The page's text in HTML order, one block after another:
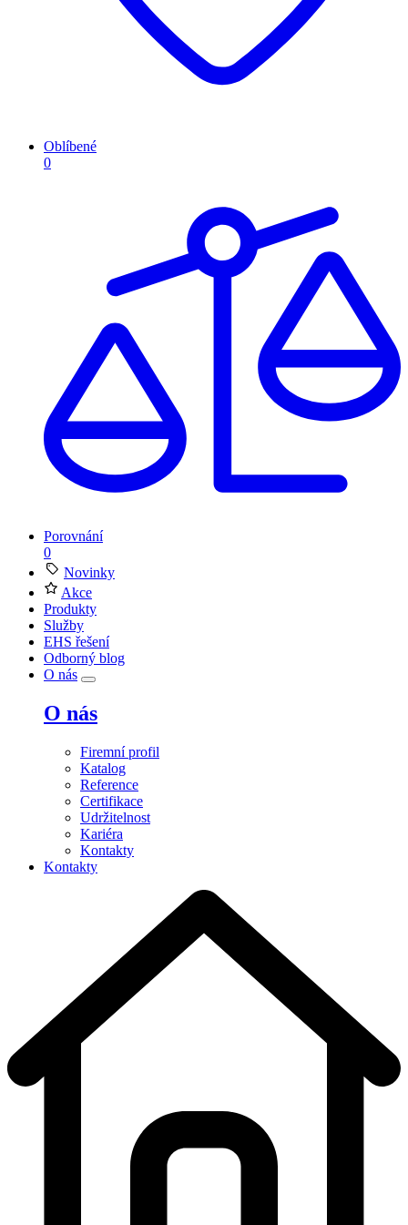
Oblíbené
0
Porovnání
0
Novinky
Akce
Produkty
Služby
EHS řešení
Odborný blog
O nás
O nás
Firemní profil
Katalog
Reference
Certifikace
Udržitelnost
Kariéra
Kontakty
Kontakty